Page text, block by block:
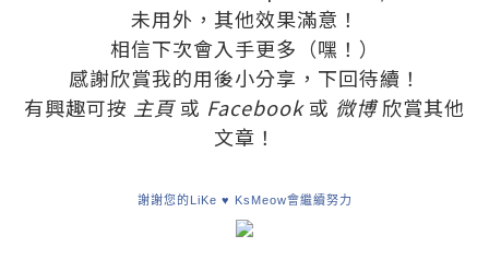
未用外，其他效果滿意！
相信下次會入手更多（嘿！）
感謝欣賞我的用後小分享，下回待續！
有興趣可按 主頁或 Facebook或 微博欣賞其他
文章！
謝謝您的LiKe ♥ KsMeow會繼續努力